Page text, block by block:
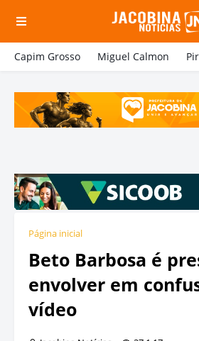
Capim Grosso Miguel Calmon
Página inicial
Beto Barbosa é
envolver em
vídeo